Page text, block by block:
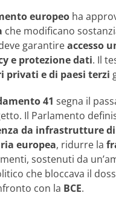
europeo ha
che modificano
garantireaccesso
e protezione dati. Il
privati e di paesi terzi
41 segna il
Il Parlamento
da infrastrutture
europea, ridurre la
sostenuti da
che bloccava il
con la BCE.